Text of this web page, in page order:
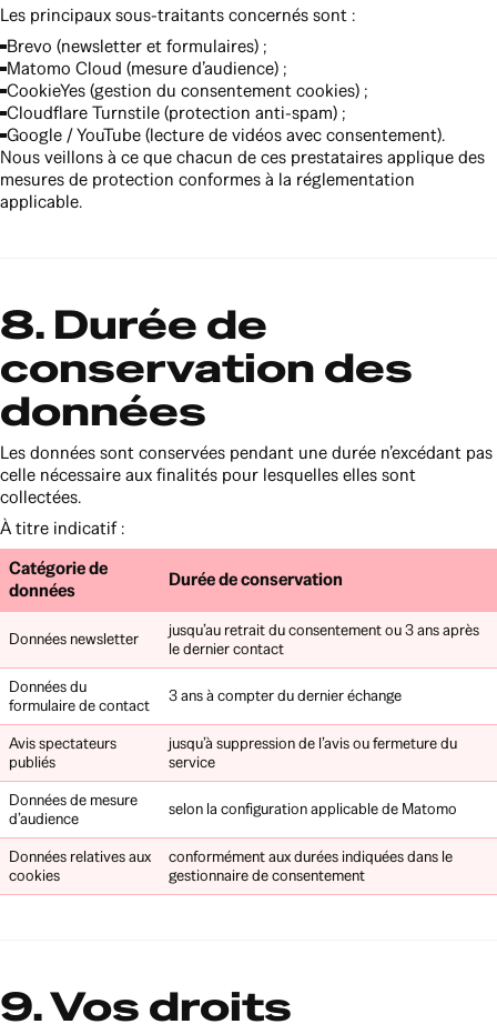
Les principaux sous-traitants concernés sont :
Brevo (newsletter et formulaires) ;
Matomo Cloud (mesure d’audience) ;
CookieYes (gestion du consentement cookies) ;
Cloudflare Turnstile (protection anti-spam) ;
Google / YouTube (lecture de vidéos avec consentement).
Nous veillons à ce que chacun de ces prestataires applique des
mesures de protection conformes à la réglementation
applicable.
8. Durée de
conservation des
données
Les données sont conservées pendant une durée n’excédant pas
celle nécessaire aux finalités pour lesquelles elles sont
collectées.
À titre indicatif :
Catégorie de
données
Durée de conservation
Données newsletter
jusqu’au retrait du consentement ou 3 ans après
le dernier contact
Données du
formulaire de contact
3 ans à compter du dernier échange
Avis spectateurs
publiés
jusqu’à suppression de l’avis ou fermeture du
service
Données de mesure
d’audience
selon la configuration applicable de Matomo
Données relatives aux
cookies
conformément aux durées indiquées dans le
gestionnaire de consentement
9. Vos droits